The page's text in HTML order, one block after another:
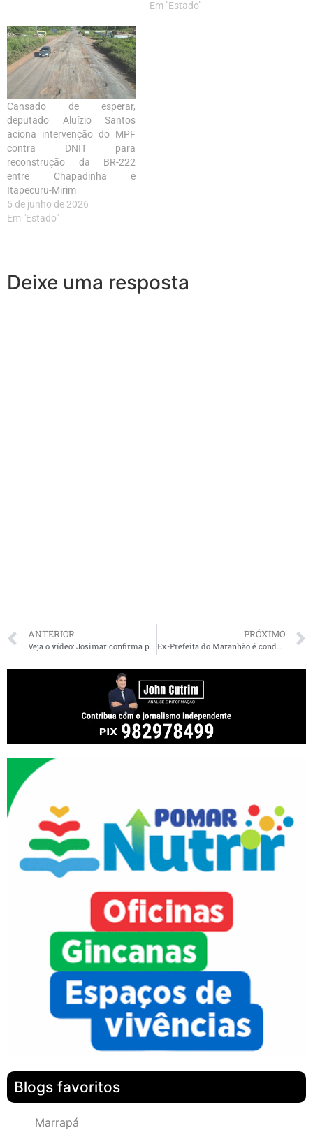
Em "Estado"
Cansado de esperar,
deputado Aluízio Santos
aciona intervenção do MPF
contra DNIT para
reconstrução da BR-222
entre Chapadinha e
Itapecuru-Mirim
5 de junho de 2026
Em "Estado"
Deixe uma resposta
ANTERIOR PRÓXIMO
Blogs favoritos
Marrapá